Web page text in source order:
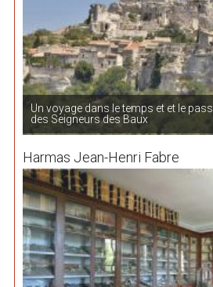
Un voyage dans le temps et et le
des Seigneurs des Baux
Harmas Jean-Henri Fabre